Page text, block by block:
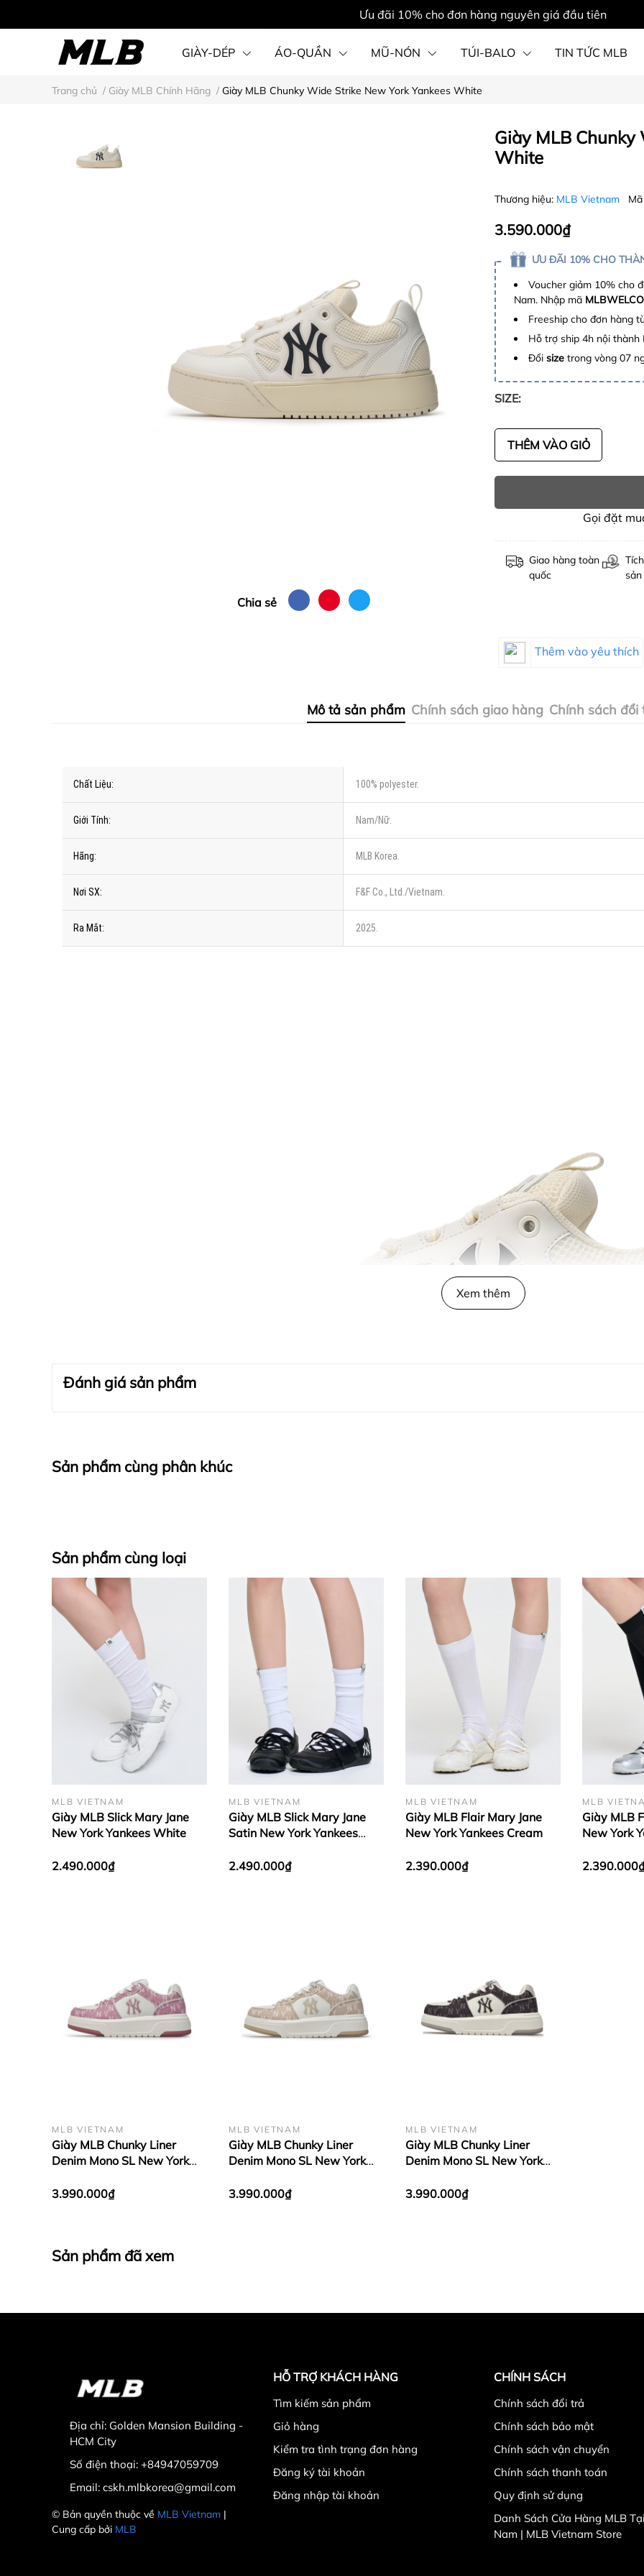
Ưu đãi 10% cho đơn hàng nguyên giá đầu tiên
GIÀY-DÉP ÁO-QUẦN MŨ-NÓN TÚI-BALO TIN TỨC MLB
STEAL KARINA STYLE
Trang chủ / Giày MLB Chính Hãng / Giày MLB Chunky Wide Strike New York Yankees White
Chia sẻ
Giày MLB Chunky
White
Thương hiệu: MLB Vietnam
3.590.000₫
ƯU ĐÃI 10% CHO
Voucher giảm 10% cho
Nam. Nhập mã
Freeship cho đơn hàng
Hỗ trợ ship 4h nội thành
Đổi size trong vòng 07
SIZE:
THÊM VÀO GIỎ
Gọi đặt
Giao hàng toàn
quốc
Thêm vào yêu thích
Mô tả sản phẩm Chính sách giao hàng Chính sách đổi
Chất Liệu: 100% polyester.
Giới Tính: Nam/Nữ.
Hãng: MLB Korea.
Nơi SX: F&F Co., Ltd./Vietnam.
Ra Mắt: 2025.
Xem thêm
Đánh giá sản phẩm
Sản phẩm cùng phân khúc
Sản phẩm cùng loại
MLB VIETNAM
Giày MLB Slick Mary Jane
New York Yankees White
2.490.000₫
MLB VIETNAM
Giày MLB Slick Mary Jane
Satin New York Yankees
2.490.000₫
MLB VIETNAM
Giày MLB Flair Mary Jane
New York Yankees Cream
2.390.000₫
MLB
Giày MLB
New York
MLB VIETNAM
Giày MLB Chunky Liner
Denim Mono SL New York
3.990.000₫
MLB VIETNAM
Giày MLB Chunky Liner
Denim Mono SL New York
3.990.000₫
MLB VIETNAM
Giày MLB Chunky Liner
Denim Mono SL New York
3.990.000₫
Sản phẩm đã xem
Địa chỉ: Golden Mansion Building -
HCM City
Số điện thoại: +84947059709
Email: cskh.mlbkorea@gmail.com
© Bản quyền thuộc về MLB Vietnam |
Cung cấp bởi MLB
HỖ TRỢ KHÁCH HÀNG
Tìm kiếm sản phẩm
Giỏ hàng
Kiểm tra tình trạng đơn hàng
Đăng ký tài khoản
Đăng nhập tài khoản
CHÍNH SÁCH
Chính sách đổi trả
Chính sách bảo mật
Chính sách vận chuyển
Chính sách thanh toán
Quy định sử dụng
Danh Sách Cửa Hàng MLB
Nam | MLB Vietnam Store